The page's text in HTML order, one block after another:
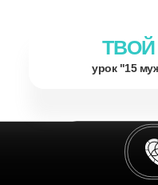
урок "15